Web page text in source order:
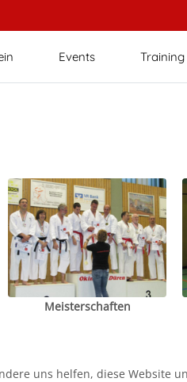
Events Training
Meisterschaften
uns helfen, diese Website